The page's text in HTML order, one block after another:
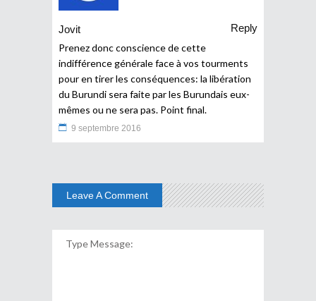
Jovit
Reply
Prenez donc conscience de cette
indifférence générale face à vos tourments
pour en tirer les conséquences: la libération
du Burundi sera faite par les Burundais eux-
mêmes ou ne sera pas. Point final.
9 septembre 2016
Leave A Comment